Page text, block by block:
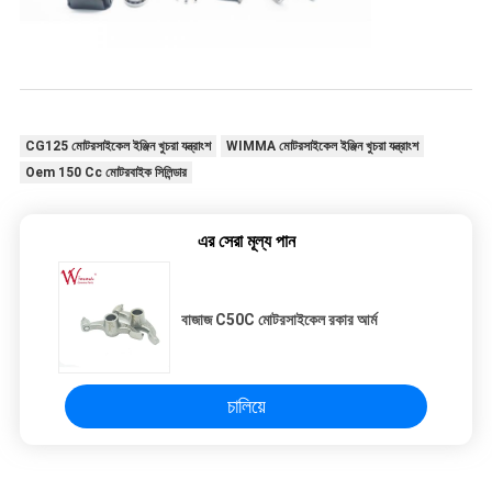
CG125 মোটরসাইকেল ইঞ্জিন খুচরা যন্ত্রাংশ
WIMMA মোটরসাইকেল ইঞ্জিন খুচরা যন্ত্রাংশ
Oem 150 Cc মোটরবাইক সিলিন্ডার
এর সেরা মূল্য পান
বাজাজ C50C মোটরসাইকেল রকার আর্ম
চালিয়ে